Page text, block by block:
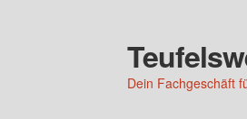
Zur
Navigation
springen
Zum
Inhalt
springen
Dein Fachgeschäft